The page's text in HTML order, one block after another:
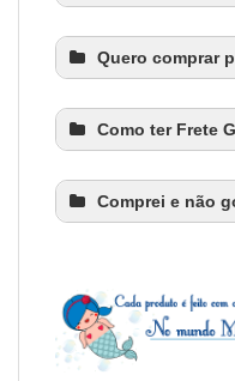
Quero comprar
Como ter Frete
Comprei e não